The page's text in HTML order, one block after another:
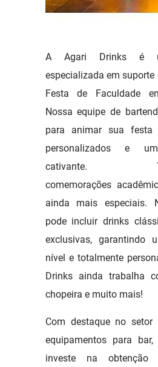
A Agari Drinks é
especializada em suporte
Festa de Faculdade
Nossa equipe de
para animar sua festa
personalizados e
cativante.
comemorações
ainda mais especiais.
pode incluir drinks
exclusivas, garantindo
nível e totalmente
Drinks ainda trabalha
chopeira e muito mais!
Com destaque no setor
equipamentos para
investe na obtenção